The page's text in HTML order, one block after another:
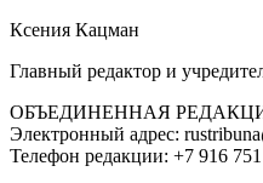
Ксения Кацман
Главный редактор и
ОБЪЕДИНЕННАЯ
Электронный адрес:
Телефон редакции: +7 916